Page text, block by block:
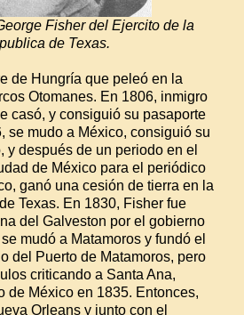
Fisher del Ejercito de la
de Texas.
de Hungría que peleó en la
Otomanes. En 1806, inmigro
casó, y consiguió su pasaporte
se mudo a México, consiguió su
y después de un periodo en el
de México para el periódico
ganó una cesión de tierra en la
Texas. En 1830, Fisher fue
del Galveston por el gobierno
mudó a Matamoros y fundó el
del Puerto de Matamoros, pero
criticando a Santa Ana,
de México en 1835. Entonces,
Orleans y junto con el